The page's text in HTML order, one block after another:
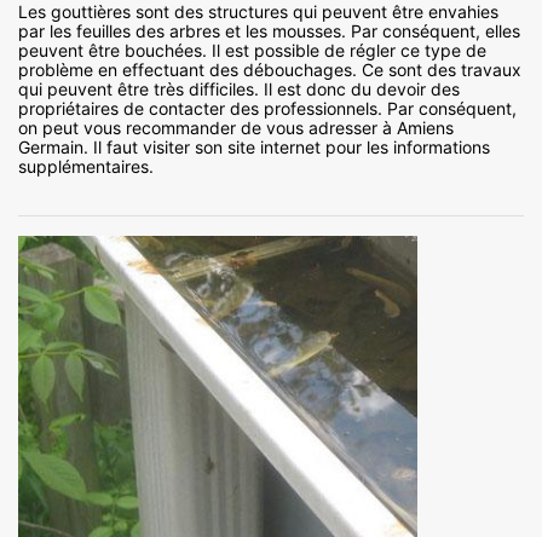
Les gouttières sont des structures qui peuvent être envahies
par les feuilles des arbres et les mousses. Par conséquent, elles
peuvent être bouchées. Il est possible de régler ce type de
problème en effectuant des débouchages. Ce sont des travaux
qui peuvent être très difficiles. Il est donc du devoir des
propriétaires de contacter des professionnels. Par conséquent,
on peut vous recommander de vous adresser à Amiens
Germain. Il faut visiter son site internet pour les informations
supplémentaires.